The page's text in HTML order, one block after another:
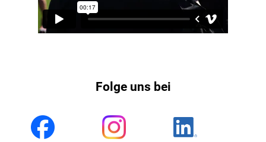
Folge uns bei